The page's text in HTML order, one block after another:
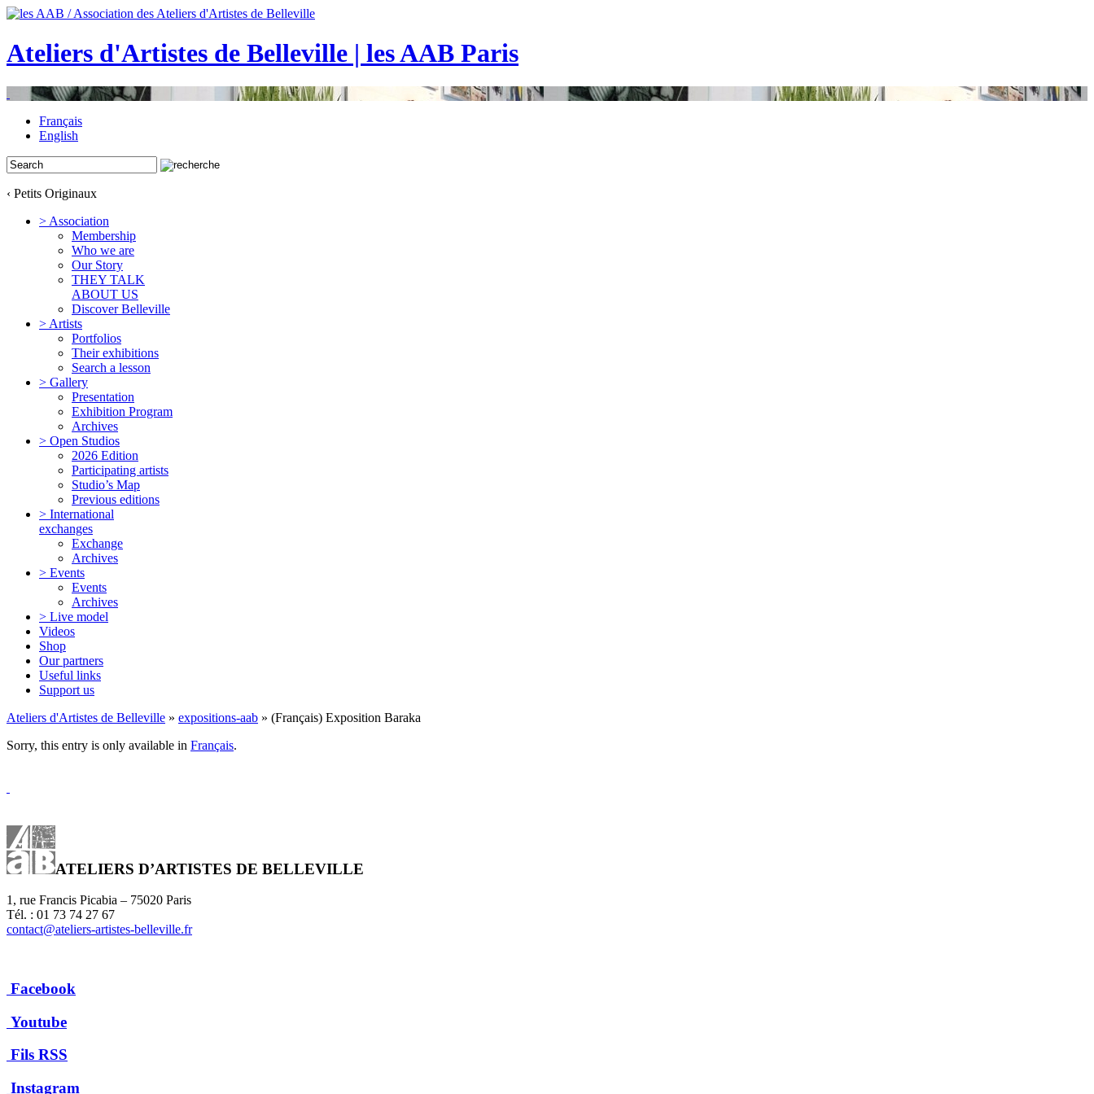
Ateliers d'Artistes de Belleville | les AAB Paris
Français
English
‹ Petits Originaux
> Association
Membership
Who we are
Our Story
THEY TALK
ABOUT US
Discover Belleville
> Artists
Portfolios
Their exhibitions
Search a lesson
> Gallery
Presentation
Exhibition Program
Archives
> Open Studios
2026 Edition
Participating artists
Studio’s Map
Previous editions
> International
exchanges
Exchange
Archives
> Events
Events
Archives
> Live model
Videos
Shop
Our partners
Useful links
Support us
Ateliers d'Artistes de Belleville » expositions-aab » (Français) Exposition Baraka
Sorry, this entry is only available in Français.
ATELIERS D’ARTISTES DE BELLEVILLE
1, rue Francis Picabia – 75020 Paris
Tél. : 01 73 74 27 67
contact@ateliers-artistes-belleville.fr
Facebook
Youtube
Fils RSS
Instagram